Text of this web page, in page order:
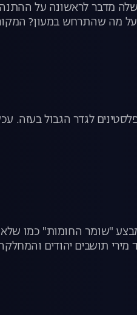
מדבר לראשונה על
מה שהתרחש במעון?
לגדר הגבול
תושבים יהודים